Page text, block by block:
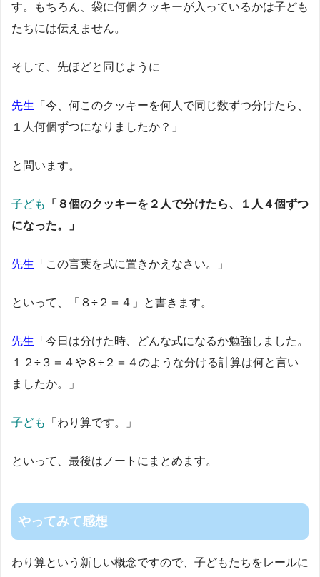
す。もちろん、袋に何個クッキーが入っているかは子ども
たちには伝えません。
そして、先ほどと同じように
先生 「今、何このクッキーを何人で同じ数ずつ分けたら、
１人何個ずつになりましたか？」
と問います。
子ども
「８個のクッキーを２人で分けたら、１人４個ずつ
になった。」
先生 「この言葉を式に置きかえなさい。」
といって、「８÷２＝４」と書きます。
先生 「今日は分けた時、どんな式になるか勉強しました。
１２÷３＝４や８÷２＝４のような分ける計算は何と言い
ましたか。」
子ども 「わり算です。」
といって、最後はノートにまとめます。
やってみて感想
わり算という新しい概念ですので、子どもたちをレールに